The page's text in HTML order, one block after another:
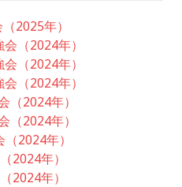
2025年）
（2024年）
（2024年）
（2024年）
（2024年）
（2024年）
2024年）
2024年）
2024年）